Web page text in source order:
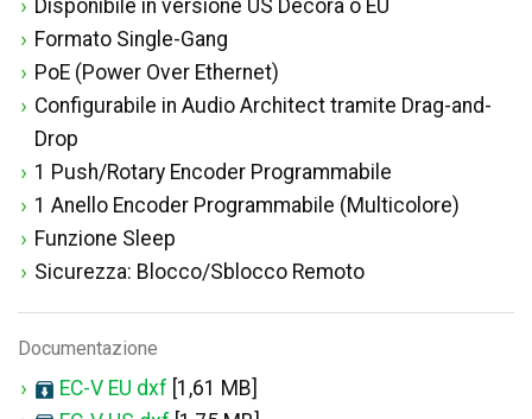
Disponibile in versione US Decora o EU
Formato Single-Gang
PoE (Power Over Ethernet)
Configurabile in Audio Architect tramite Drag-and-
Drop
1 Push/Rotary Encoder Programmabile
1 Anello Encoder Programmabile (Multicolore)
Funzione Sleep
Sicurezza: Blocco/Sblocco Remoto
Documentazione
EC-V EU dxf [1,61 MB]